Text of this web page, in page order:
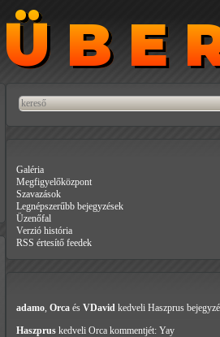
Galéria
Megfigyelőközpont
Szavazások
Legnépszerűbb bejegyzések
Üzenőfal
Verzió história
RSS értesítő feedek
adamo, Orca és VDavid kedveli Haszprus
Haszprus kedveli Orca kommentjét: Yay